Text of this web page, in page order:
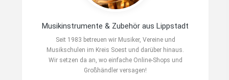
Musikinstrumente & Zubehör aus Lippstadt
Seit 1983 betreuen wir Musiker, Vereine und
Musikschulen im Kreis Soest und darüber hinaus.
Wir setzen da an, wo einfache Online-Shops und
Großhändler versagen!